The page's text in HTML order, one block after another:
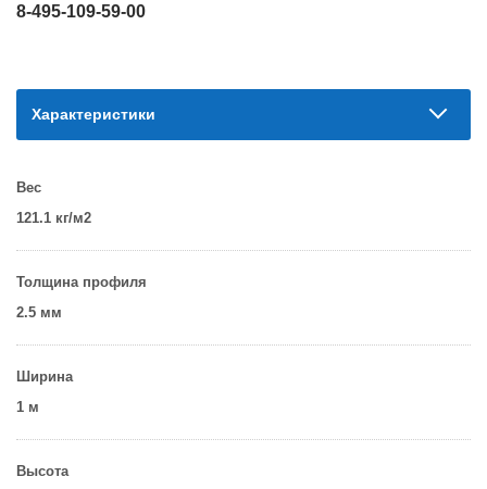
8-495-109-59-00
Характеристики
Вес
121.1 кг/м2
Толщина профиля
2.5 мм
Ширина
1 м
Высота